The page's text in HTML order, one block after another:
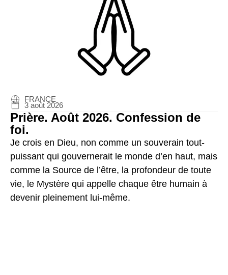
FRANCE
3 août 2026
Prière. Août 2026. Confession de
foi.
Je crois en Dieu, non comme un souverain tout-
puissant qui gouvernerait le monde d’en haut, mais
comme la Source de l’être, la profondeur de toute
vie, le Mystère qui appelle chaque être humain à
devenir pleinement lui-même.